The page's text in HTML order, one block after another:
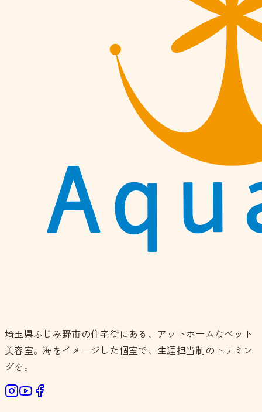
埼玉県ふじみ野市の住宅街にある、アットホームなペット
美容室。海をイメージした個室で、生涯担当制のトリミン
グを。